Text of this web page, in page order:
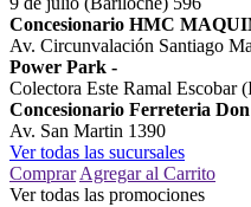
Concesionario HMC
Av. Circunvalación Santiago
Power Park -
Colectora Este Ramal Escobar
Concesionario Ferreteria
Av. San Martin 1390
Ver todas las sucursales
Comprar Agregar al Carrito
Ver todas las promociones